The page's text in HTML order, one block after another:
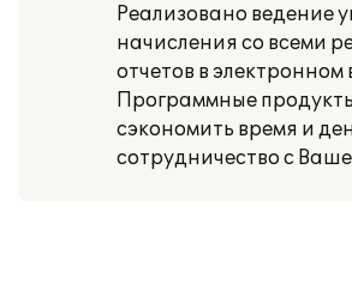
Реализовано ведение
начисления со всеми
отчетов в электронном
Программные
сэкономить время и
сотрудничество с